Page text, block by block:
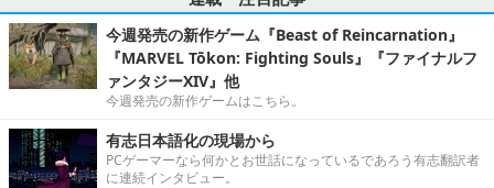
今週発売の新作ゲーム『Beast of Reincarnation』
『MARVEL Tōkon: Fighting Souls』『ファイナルフ
ァンタジーXIV』他
今週発売の新作ゲームはこちら。
有志日本語化の現場から
PCゲーマーなら何かとお世話になっているであろう有志翻訳者
に連続インタビュー。